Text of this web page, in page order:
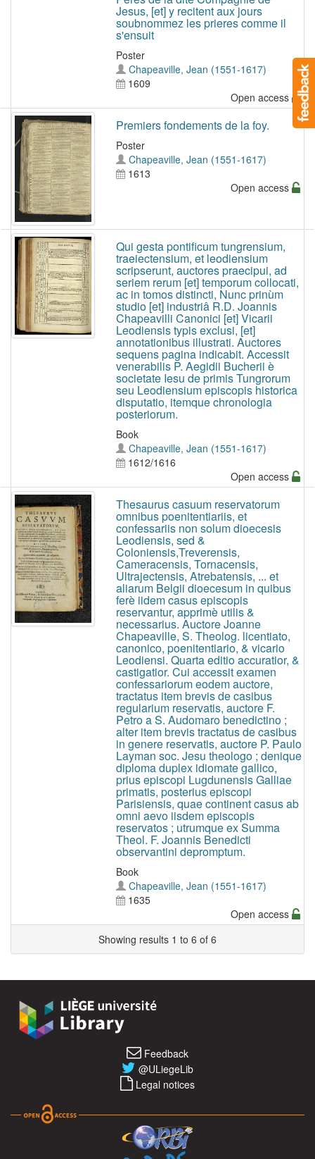
Jesus, [et] y recitent aux jours
soubnommez les prieres comme il
s'ensuit
Poster
Chapeaville, Jean (1551-1617)
1609
Open access
Premiers fondements de la foy.
Poster
Chapeaville, Jean (1551-1617)
1613
Open access
Qui gesta pontificum tungrensium,
traeiectensium, et leodiensium
scripserunt, auctores praecipui, ad
seriem rerum [et] temporum collocati,
ac in tomos distincti, Nunc prinùm
studio [et] industriâ R.D. Joannis
Chapeavilli Canonici [et] Vicarii
Leodiensis typis exclusi, [et]
annotationibus illustrati. Auctores
sequens pagina indicabit. Accessit
venerabilis P. Aegidii Bucherii è
societate Iesu de primis Tungrorum
seu Leodiensium episcopis historica
disputatio, itemque chronologia
posteriorum.
Book
Chapeaville, Jean (1551-1617)
1612/1616
Open access
Thesaurus casuum reservatorum
omnibus poenitentiariis, et
confessariis non solum dioecesis
Leodiensis, sed &
Coloniensis,Treverensis,
Cameracensis, Tornacensis,
Ultrajectensis, Atrebatensis, ... et
aliarum Belgii dioecesum in quibus
ferè iidem casus episcopis
reservantur, apprimè utilis &
necessarius. Auctore Joanne
Chapeaville, S. Theolog. licentiato,
canonico, poenitentiario, & vicario
Leodiensi. Quarta editio accuratior, &
castigatior. Cui accessit examen
confessariorum eodem auctore,
tractatus item brevis de casibus
regularium reservatis, auctore F.
Petro a S. Audomaro benedictino ;
alter item brevis tractatus de casibus
in genere reservatis, auctore P. Paulo
Layman soc. Jesu theologo ; denique
diploma duplex idiomate gallico,
prius episcopi Lugdunensis Galliae
primatis, posterius episcopi
Parisiensis, quae continent casus ab
omni aevo iisdem episcopis
reservatos ; utrumque ex Summa
Theol. F. Joannis Benedicti
observantini depromptum.
Book
Chapeaville, Jean (1551-1617)
1635
Open access
Showing results 1 to 6 of 6
Feedback
@ULiegeLib
Legal notices